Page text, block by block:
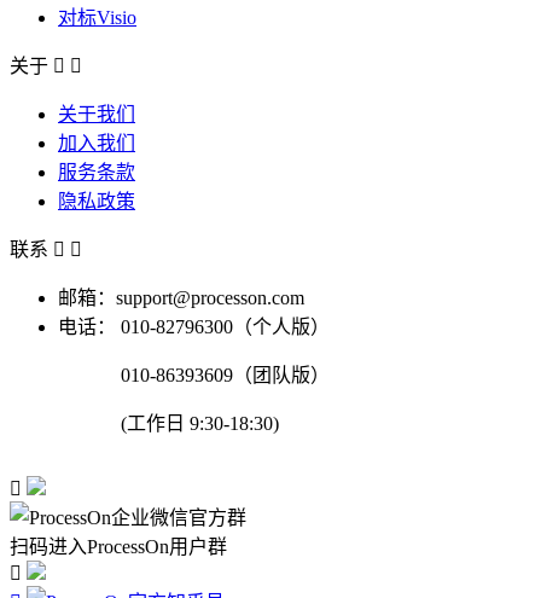
对标Visio
关于  
关于我们
加入我们
服务条款
隐私政策
联系  
邮箱：support@processon.com
电话：
010-82796300（个人版）
010-86393609（团队版）
(工作日 9:30-18:30)

扫码进入ProcessOn用户群
